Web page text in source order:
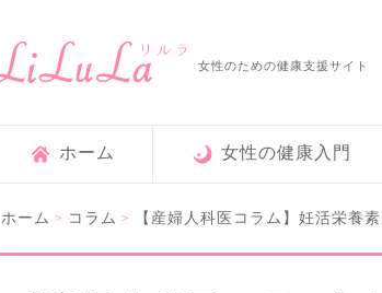
女性のための健康支援サイト
ホーム 女性の健康入門
ホーム > コラム > 【産婦人科医コラム】妊活栄養